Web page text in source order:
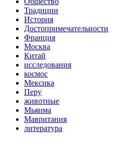
Традиции
История
Достопримечательности
Франция
Москва
Китай
исследования
космос
Мексика
Перу
животные
Мьянма
Мавритания
литература